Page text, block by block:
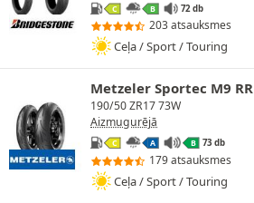
C B 72 db
203 atsauksmes
Ceļa / Sport / Touring
Metzeler Sportec M9 RR
190/50 ZR17 73W
Aizmugurējā
C A B 73 db
179 atsauksmes
Ceļa / Sport / Touring